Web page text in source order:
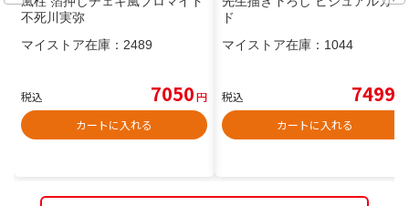
不死川実弥
マイストア在庫： 2489
税込 7050円
カートに入れる
ド
マイストア在庫： 1044
税込 7499
カートに入れる